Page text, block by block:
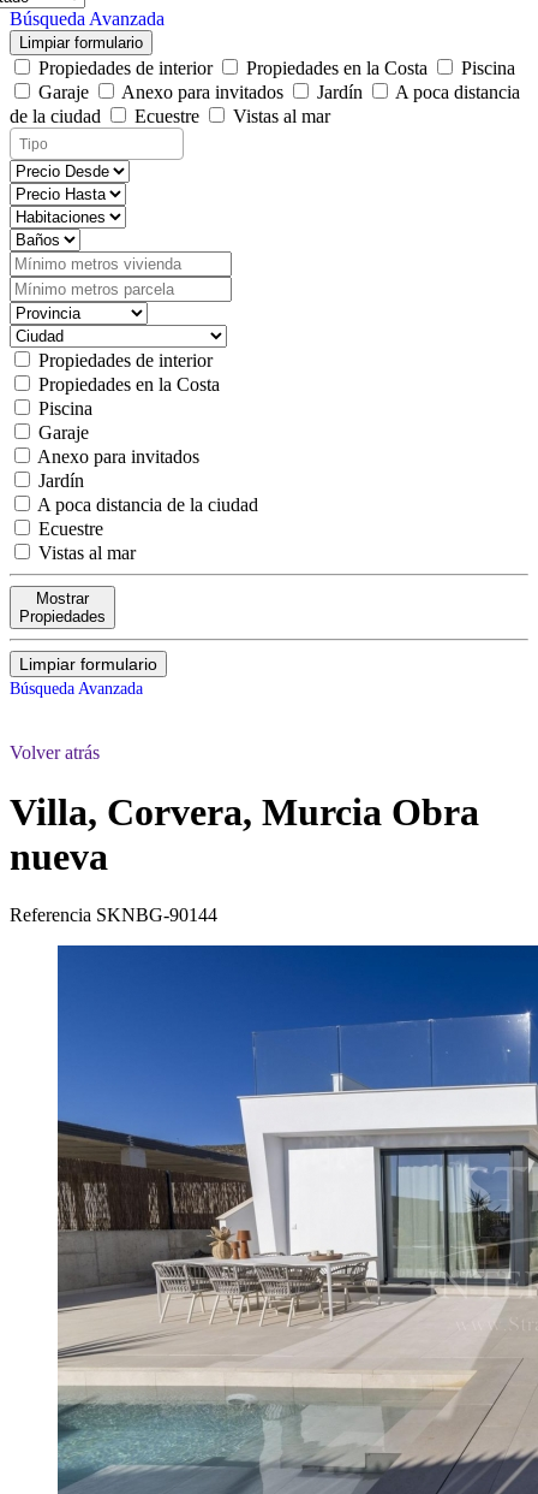
Búsqueda Avanzada
Limpiar formulario
Propiedades de interior Propiedades en la Costa
Piscina
Garaje
Anexo para invitados Jardín
A poca distancia
de la ciudad
Ecuestre Vistas al mar
Propiedades de interior
Propiedades en la Costa
Piscina
Garaje
Anexo para invitados
Jardín
A poca distancia de la ciudad
Ecuestre
Vistas al mar
Mostrar
Propiedades
Limpiar formulario
Búsqueda Avanzada
Volver atrás
Villa, Corvera, Murcia Obra
nueva
Referencia SKNBG-90144